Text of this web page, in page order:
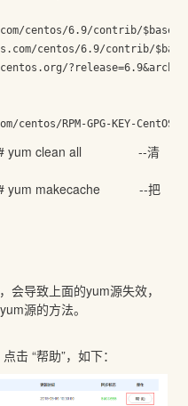
centos/6.9/contrib/
centos/6.9/contrib/
RPM-GPG-KEY-CentOS-
yum clean all --清
yum makecache --把
会导致上面的yum源失效，
源的方法。
点击 “帮助”，如下：